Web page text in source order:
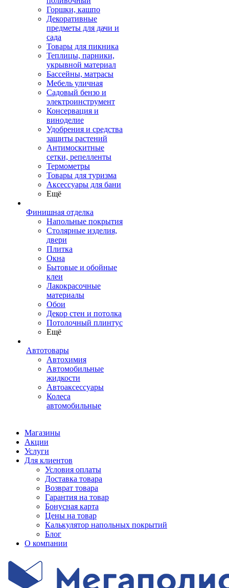
Горшки, кашпо
Декоративные
предметы для дачи и
сада
Товары для пикника
Теплицы, парники,
укрывной материал
Бассейны, матрасы
Мебель уличная
Садовый бензо и
электроинструмент
Консервация и
виноделие
Удобрения и средства
защиты растений
Антимоскитные
сетки, репелленты
Термометры
Товары для туризма
Аксессуары для бани
Ещё
Финишная отделка
Напольные покрытия
Столярные изделия,
двери
Плитка
Окна
Бытовые и обойные
клеи
Лакокрасочные
материалы
Обои
Декор стен и потолка
Потолочный плинтус
Ещё
Автотовары
Автохимия
Автомобильные
жидкости
Автоаксессуары
Колеса
автомобильные
Магазины
Акции
Услуги
Для клиентов
Условия оплаты
Доставка товара
Возврат товара
Гарантия на товар
Бонусная карта
Цены на товар
Калькулятор напольных покрытий
Блог
О компании